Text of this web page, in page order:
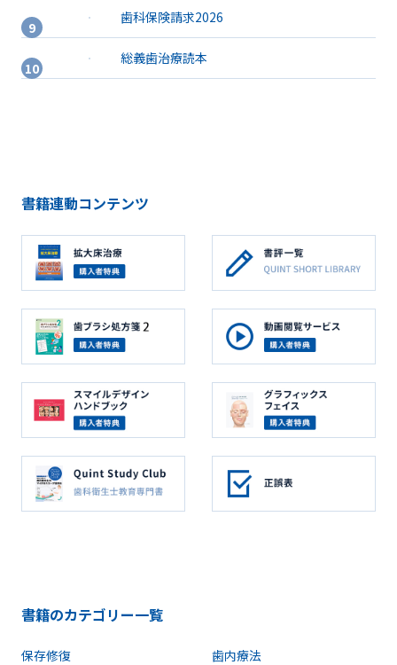
歯科保険請求2026
総義歯治療読本
書籍連動コンテンツ
書籍のカテゴリー一覧
保存修復
歯内療法